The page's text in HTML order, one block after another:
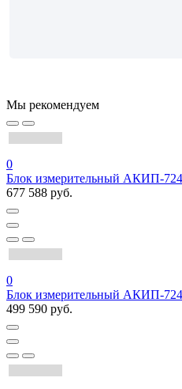
Мы рекомендуем
0
Блок измерительный АКИП-
677 588 руб.
0
Блок измерительный АКИП-
499 590 руб.